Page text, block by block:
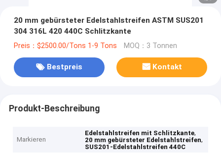
20 mm gebürsteter Edelstahlstreifen ASTM SUS201
304 316L 420 440C Schlitzkante
Preis：$2500.00/Tons 1-9 Tons MOQ：3 Tonnen
Bestpreis Kontakt
Produkt-Beschreibung
Markieren
Edelstahlstreifen mit Schlitzkante,
20 mm gebürsteter Edelstahlstreifen,
SUS201-Edelstahlstreifen 440C